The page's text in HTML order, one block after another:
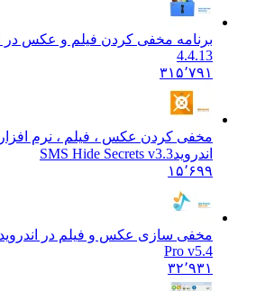
برنامه مخفی کردن فیلم و عکس در اندروید
۳۱۵٬۷۹۱
SMS Hide Secrets v3.3
۱۵٬۶۹۹
مخفی سازی عکس و فیلم در اندروید
it
Pro v5.4
۳۲٬۹۳۱